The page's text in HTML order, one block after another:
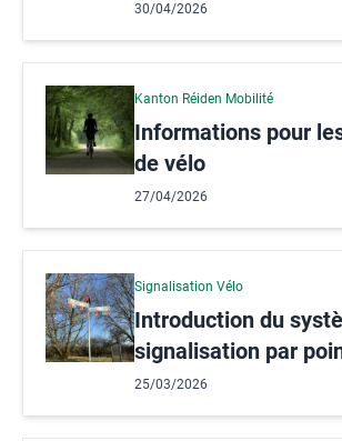
30/04/2026
Kanton Réiden Mobilité
Informations pour
de vélo
27/04/2026
Signalisation Vélo
Introduction du
signalisation par
25/03/2026